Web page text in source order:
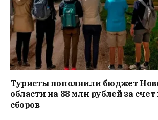
Туристы пополнили бюджет
области на 88 млн рублей за
сборов